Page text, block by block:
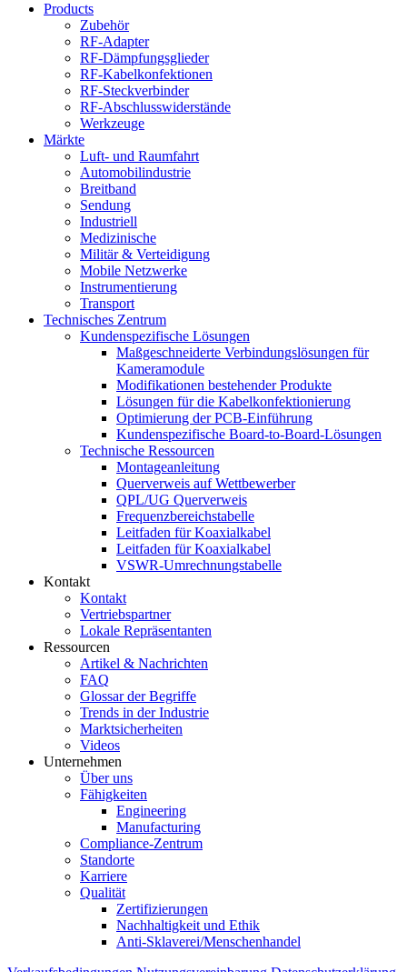
Products
Zubehör
RF-Adapter
RF-Dämpfungsglieder
RF-Kabelkonfektionen
RF-Steckverbinder
RF-Abschlusswiderstände
Werkzeuge
Märkte
Luft- und Raumfahrt
Automobilindustrie
Breitband
Sendung
Industriell
Medizinische
Militär & Verteidigung
Mobile Netzwerke
Instrumentierung
Transport
Technisches Zentrum
Kundenspezifische Lösungen
Maßgeschneiderte Verbindungslösungen für
Kameramodule
Modifikationen bestehender Produkte
Lösungen für die Kabelkonfektionierung
Optimierung der PCB-Einführung
Kundenspezifische Board-to-Board-Lösungen
Technische Ressourcen
Montageanleitung
Querverweis auf Wettbewerber
QPL/UG Querverweis
Frequenzbereichstabelle
Leitfaden für Koaxialkabel
Leitfaden für Koaxialkabel
VSWR-Umrechnungstabelle
Kontakt
Kontakt
Vertriebspartner
Lokale Repräsentanten
Ressourcen
Artikel & Nachrichten
FAQ
Glossar der Begriffe
Trends in der Industrie
Marktsicherheiten
Videos
Unternehmen
Über uns
Fähigkeiten
Engineering
Manufacturing
Compliance-Zentrum
Standorte
Karriere
Qualität
Zertifizierungen
Nachhaltigkeit und Ethik
Anti-Sklaverei/Menschenhandel